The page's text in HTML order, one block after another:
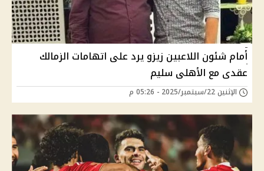
أمام شئون اللاعبين زيزو يرد على اتهامات الزمالك
عقدى مع الأهلى سليم
الإثنين 22/سبتمبر/2025 - 05:26 م